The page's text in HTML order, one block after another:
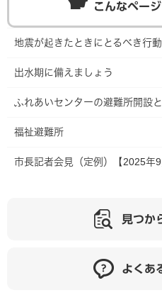
こんなペー
地震が起きたときにとるべき行動
出水期に備えましょう
ふれあいセンターの避難所開設
福祉避難所
市長記者会見（定例）【2025年9
見つか
よくあ